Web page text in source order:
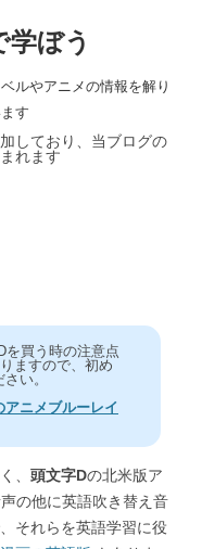
学ぼう
ルやアニメの情報を解り
す
しており、当ブログの
れます
を買う時の注意点
ますので、初め
い。
アニメブルーレイ
、 頭文字Dの北米版ア
の他に英語吹き替え音
それらを英語学習に役